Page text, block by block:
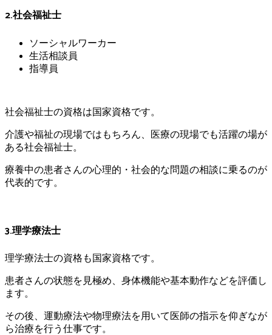
2.社会福祉士
ソーシャルワーカー
生活相談員
指導員
社会福祉士の資格は国家資格です。
介護や福祉の現場ではもちろん、医療の現場でも活躍の場が
ある社会福祉士。
療養中の患者さんの心理的・社会的な問題の相談に乗るのが
代表的です。
3.理学療法士
理学療法士の資格も国家資格です。
患者さんの状態を見極め、身体機能や基本動作などを評価し
ます。
その後、運動療法や物理療法を用いて医師の指示を仰ぎなが
ら治療を行う仕事です。